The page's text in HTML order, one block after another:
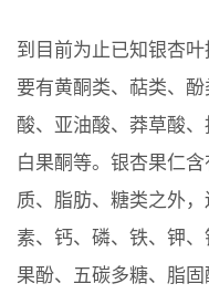
到目前为止已知银杏
要有黄酮类、萜类、
酸、亚油酸、莽草酸、
白果酮等。银杏果仁
质、脂肪、糖类之外
素、钙、磷、铁、钾
果酚、五碳多糖、脂